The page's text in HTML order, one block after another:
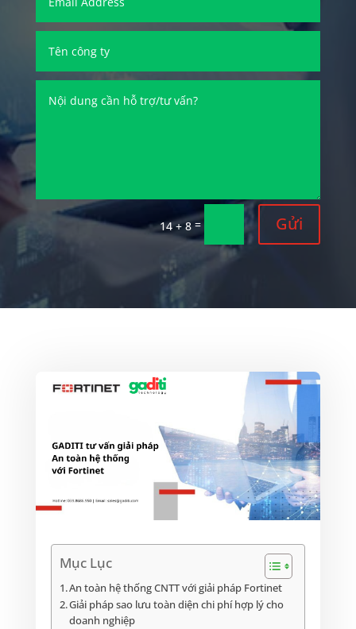
14 + 8= Gửi
Mục Lục
An toàn hệ thống CNTT với giải pháp Fortinet
Giải pháp sao lưu toàn diện chi phí hợp lý cho
doanh nghiệp